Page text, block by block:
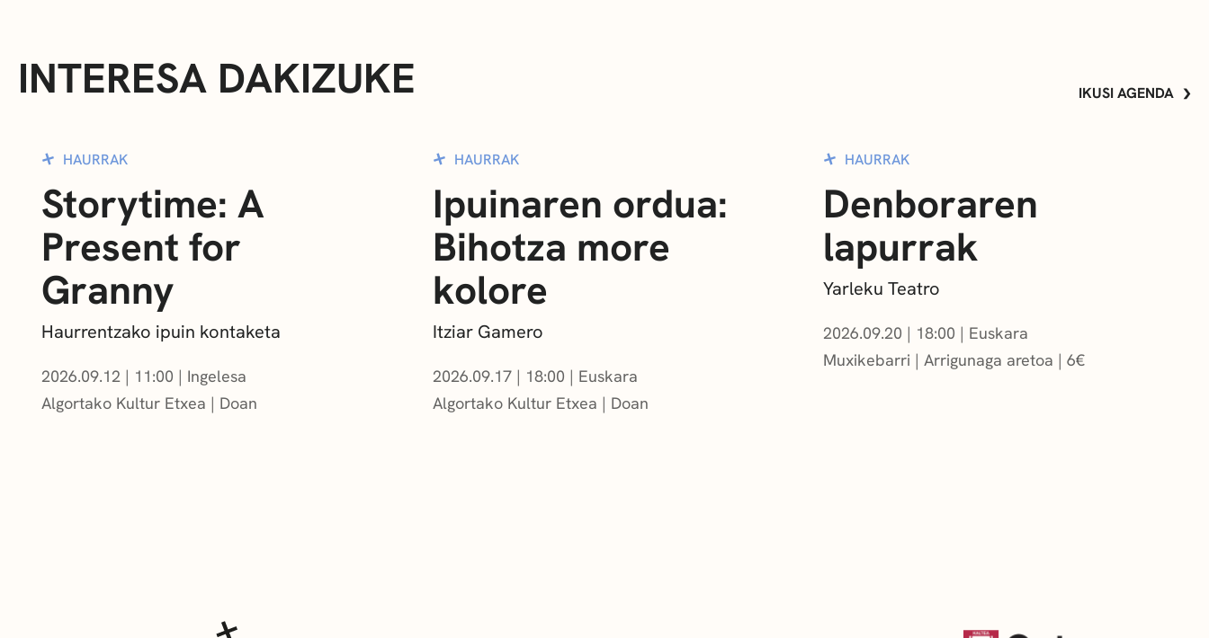
INTERESA DAKIZUKE IKUSI AGENDA
HAURRAK
Storytime: A
Present for
Granny
Haurrentzako ipuin kontaketa
2026.09.12 | 11:00
Ingelesa
Algortako Kultur Etxea
Doan
HAURRAK
Ipuinaren ordua:
Bihotza more
kolore
Itziar Gamero
2026.09.17| 18:00
Euskara
Algortako Kultur Etxea
Doan
HAURRAK
Denboraren
lapurrak
Yarleku Teatro
2026.09.20 | 18:00
Euskara
Muxikebarri |Arrigunaga aretoa 6€